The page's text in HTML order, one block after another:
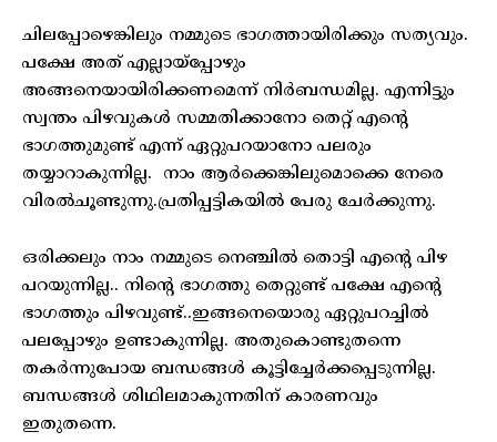
ചിലപ്പോഴെങ്കിലും നമ്മുടെ ഭാഗത്തായിരിക്കും സത്യവും.
പക്ഷേ അത് എല്ലായ്‌പ്പോഴും
അങ്ങനെയായിരിക്കണമെന്ന് നിര്‍ബന്ധമില്ല. എന്നിട്ടും
സ്വന്തം പിഴവുകള്‍ സമ്മതിക്കാനോ തെറ്റ് എന്റെ
ഭാഗത്തുമുണ്ട് എന്ന് ഏറ്റുപറയാനോ പലരും
തയ്യാറാകുന്നില്ല. നാം ആര്‍ക്കെങ്കിലുമൊക്കെ നേരെ
വിരല്‍ചൂണ്ടുന്നു.പ്രതിപ്പട്ടികയില്‍ പേരു ചേര്‍ക്കുന്നു.
ഒരിക്കലും നാം നമ്മുടെ നെഞ്ചില്‍ തൊട്ടി എന്റെ പിഴ
പറയുന്നില്ല.. നിന്റെ ഭാഗത്തു തെറ്റുണ്ട് പക്ഷേ എന്റെ
ഭാഗത്തും പിഴവുണ്ട്..ഇങ്ങനെയൊരു ഏറ്റുപറച്ചില്‍
പലപ്പോഴും ഉണ്ടാകുന്നില്ല. അതുകൊണ്ടുതന്നെ
തകര്‍ന്നുപോയ ബന്ധങ്ങള്‍ കൂട്ടിച്ചേര്‍ക്കപ്പെടുന്നില്ല.
ബന്ധങ്ങള്‍ ശിഥിലമാകുന്നതിന് കാരണവും
ഇതുതന്നെ.